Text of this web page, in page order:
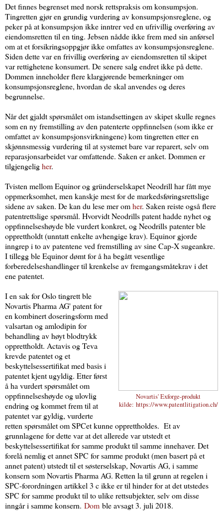
Det finnes begrenset med norsk rettspraksis om konsumpsjon.
Tingretten gjør en grundig vurdering av konsumpsjonsreglene, og
peker på at konsumpsjon ikke inntrer ved en ufrivillig overføring av
eiendomsretten til en ting. Jebsen nådde ikke frem med sin anførsel
om at et forsikringsoppgjør ikke omfattes av konsumpsjonsreglene.
Siden dette var en frivillig overføring av eiendomsretten til skipet
var rettighetene konsumert. De senere salg endret ikke på dette.
Dommen inneholder flere klargjørende bemerkninger om
konsumpsjonsreglene, hvordan de skal anvendes og deres
begrunnelse.
Når det gjaldt spørsmålet om istandsettingen av skipet skulle regnes
som en ny fremstilling av den patenterte oppfinnelsen (som ikke er
omfattet av konsumpsjonsvirkningene) kom tingretten etter en
skjønnsmessig vurdering til at systemet bare var reparert, selv om
reparasjonsarbeidet var omfattende. Saken er anket. Dommen er
tilgjengeligher.
Tvisten mellom Equinor og gründerselskapet Neodrill har fått mye
oppmerksomhet, men kanskje mest for de markedsføringsrettslige
sidene av saken. De kan du lese mer omher. Saken reiste også flere
patentrettslige spørsmål. Hvorvidt Neodrills patent hadde nyhet og
oppfinnelseshøyde ble vurdert konkret, og Neodrills patenter ble
opprettholdt (unntatt enkelte avhengige krav). Equinor gjorde
inngrep i to av patentene ved fremstilling av sine Cap-X sugeankre.
I tillegg ble Equinor dømt for å ha begått vesentlige
forberedelseshandlinger til krenkelse av fremgangsmåtekrav i det
ene patentet.
Novartis' Exforge-produkt
kilde: https://www.patentlitigation.ch/
I en sak for Oslo tingrett ble
Novartis Pharma AG' patent for
en kombinert doseringsform med
valsartan og amlodipin for
behandling av høyt blodtrykk
opprettholdt. Actavis og Teva
krevde patentet og et
beskyttelsessertifikat med basis i
patentet kjent ugyldig. Etter først
å ha vurdert spørsmålet om
oppfinnelseshøyde og ulovlig
endring og kommet frem til at
patentet var gyldig, vurderte
retten spørsmålet om SPCet kunne opprettholdes. Et av
grunnlagene for dette var at det allerede var utstedt et
beskyttelsessertifikat for samme produkt til samme innehaver. Det
forelå nemlig et annet SPC for samme produkt (men basert på et
annet patent) utstedt til et søsterselskap, Novartis AG, i samme
konsern som Novartis Pharma AG. Retten la til grunn at regelen i
SPC-forordningen artikkel 3 c ikke er til hinder for at det utstedes
SPC for samme produkt til to ulike rettsubjekter, selv om disse
inngår i samme konsern. Dom ble avsagt 3. juli 2018.